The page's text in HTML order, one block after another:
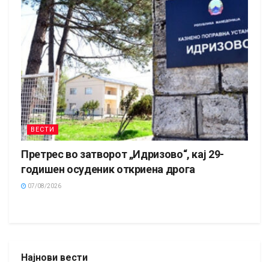
ВЕСТИ
Претрес во затворот „Идризово“, кај 29-
годишен осуденик откриена дрога
07/08/2026
Најнови вести